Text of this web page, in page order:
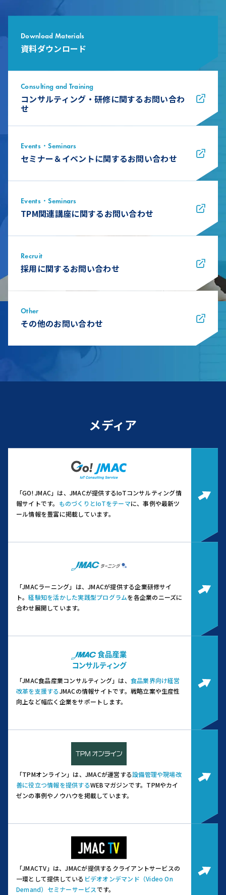
Download Materials
資料ダウンロード
Consulting and Training
コンサルティング・研修に関するお問い合わ
せ
Events・Seminars
セミナー＆イベントに関するお問い合わせ
Events・Seminars
TPM関連講座に関するお問い合わせ
Recruit
採用に関するお問い合わせ
Other
その他のお問い合わせ
メディア
「GO! JMAC」は、JMACが提供するIoTコンサルティング情
報サイトです。 ものづくりとIoTをテーマに、事例や最新ツ
ール情報を豊富に掲載しています。
「JMACラーニング」は、JMACが提供する企業研修サイ
ト。経験知を活かした実践型プログラムを各企業のニーズに
合わせ展開しています。
「JMAC食品産業コンサルティング」は、 食品業界向け経営
改革を支援するJMACの情報サイトです。 戦略立案や生産性
向上など幅広く企業をサポートします。
「TPMオンライン」は、JMACが運営する設備管理や現場改
善に役立つ情報を提供するWEBマガジンです。 TPMやカイ
ゼンの事例やノウハウを掲載しています。
「JMACTV」は、JMACが提供するクライアントサービスの
一環として提供している ビデオオンデマンド（Video On
Demand）セミナーサービスです。